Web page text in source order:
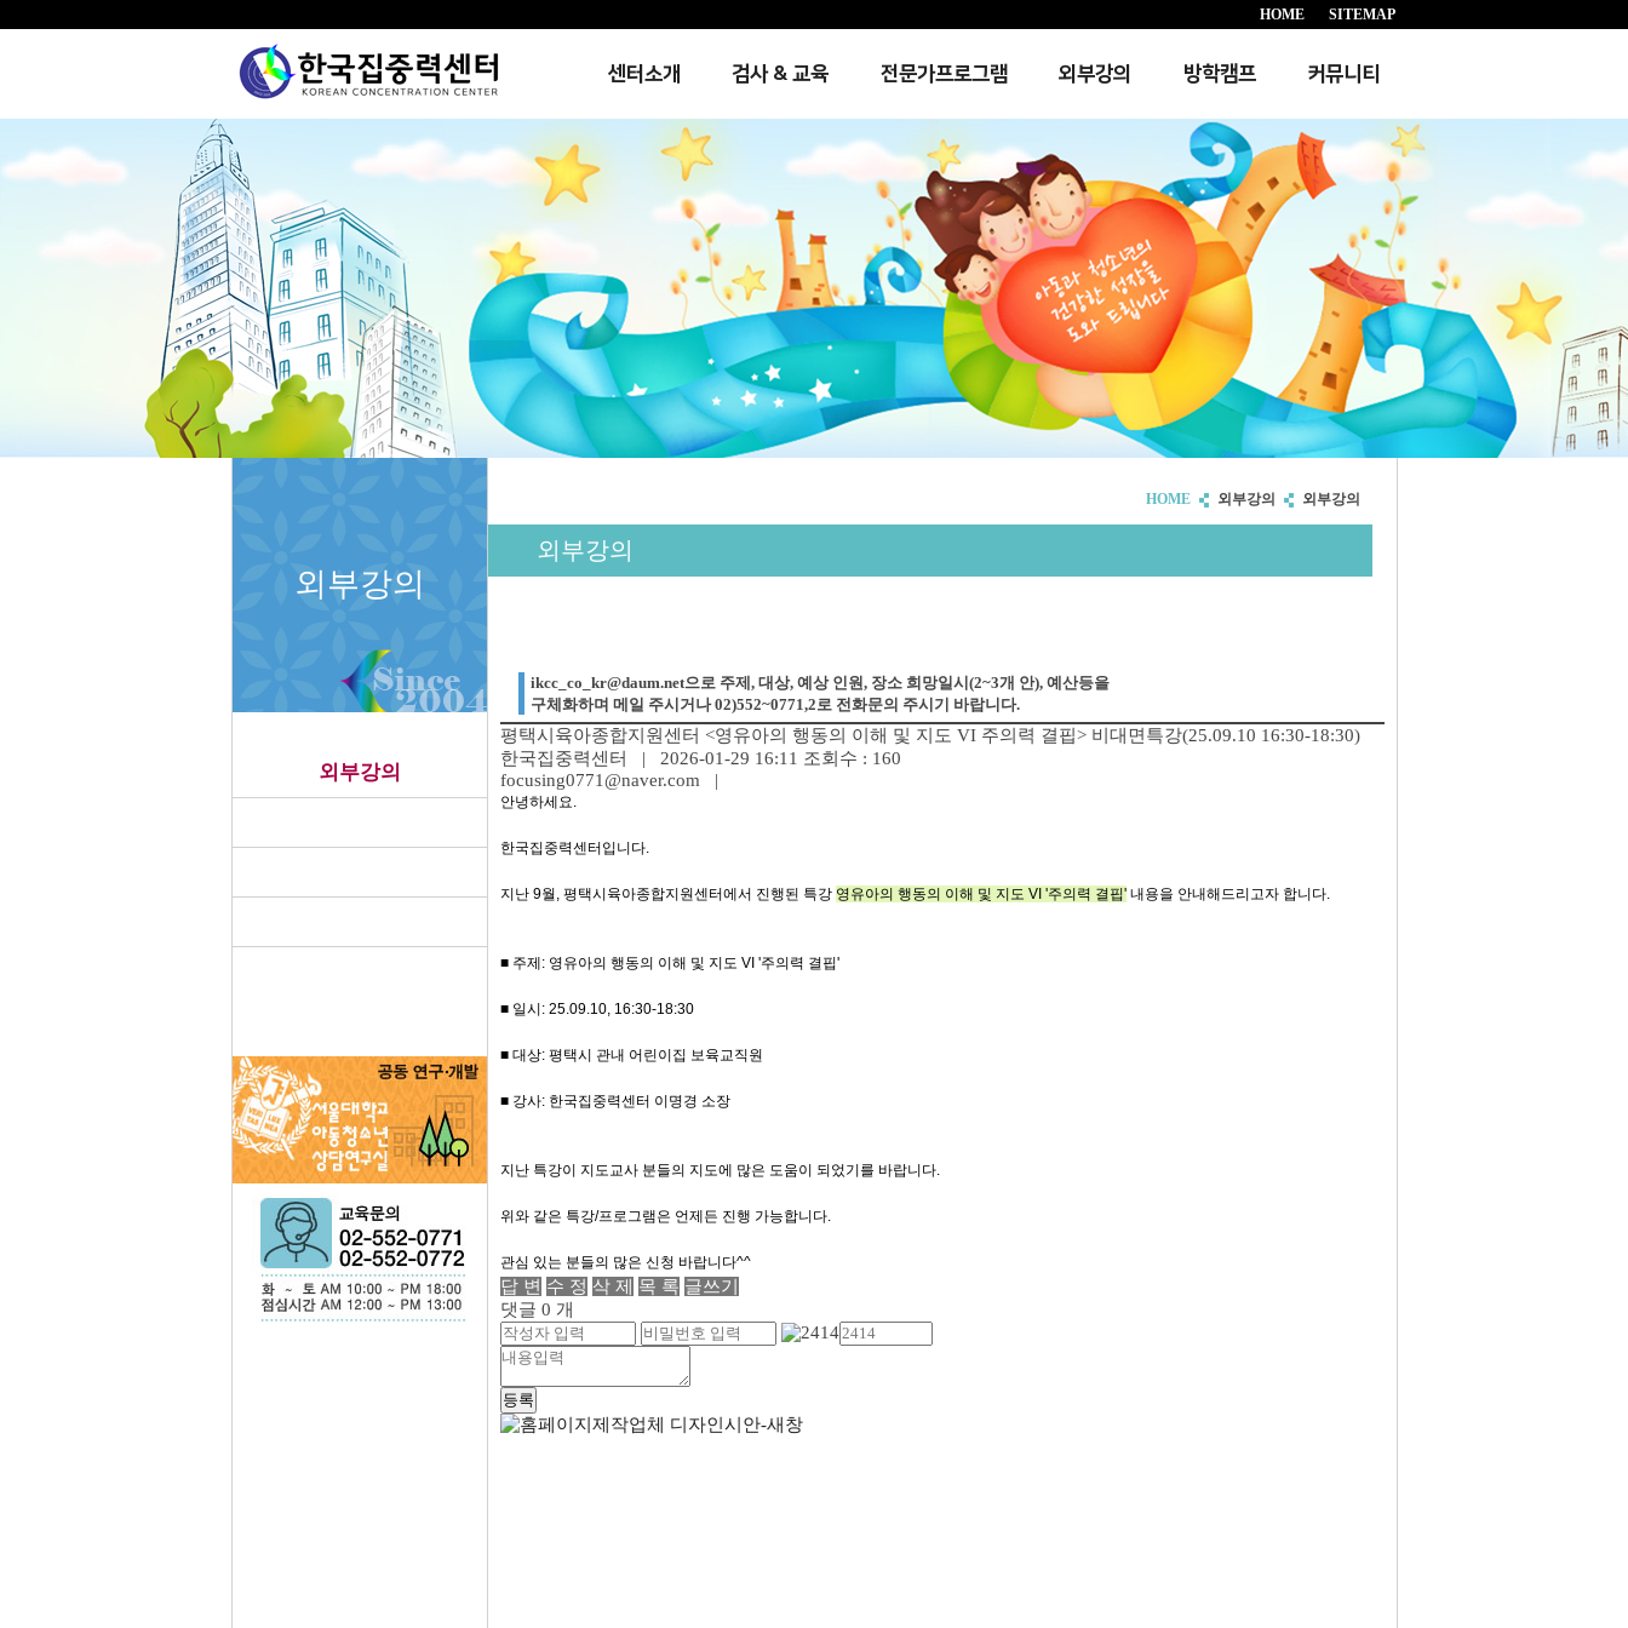
HOME SITEMAP
센터소개 검사 & 교육 전문가프로그램 외부강의 방학캠프 커뮤니티
외부강의
외부강의
HOME 외부강의 외부강의
외부강의
ikcc_co_kr@daum.net으로 주제, 대상, 예상 인원, 장소 희망일시(2~3개 안), 예산등을
구체화하며 메일 주시거나 02)552~0771,2로 전화문의 주시기 바랍니다.
평택시육아종합지원센터 <영유아의 행동의 이해 및 지도 VI 주의력 결핍> 비대면특강(25.09.10 16:30-18:30)
한국집중력센터
| 2026-01-29 16:11 조회수 : 160
focusing0771@naver.com |
안녕하세요.
한국집중력센터입니다.
지난 9월, 평택시육아종합지원센터에서 진행된 특강 영유아의 행동의 이해 및 지도 VI '주의력 결핍'내용을 안내해드리고자 합니다.
■ 주제: 영유아의 행동의 이해 및 지도 VI '주의력 결핍'
■ 일시: 25.09.10, 16:30-18:30
■ 대상: 평택시 관내 어린이집 보육교직원
■ 강사: 한국집중력센터 이명경 소장
지난 특강이 지도교사 분들의 지도에 많은 도움이 되었기를 바랍니다.
위와 같은 특강/프로그램은 언제든 진행 가능합니다.
관심 있는 분들의 많은 신청 바랍니다^^
답 변 수 정 삭 제 목 록 글쓰기
댓글 0 개